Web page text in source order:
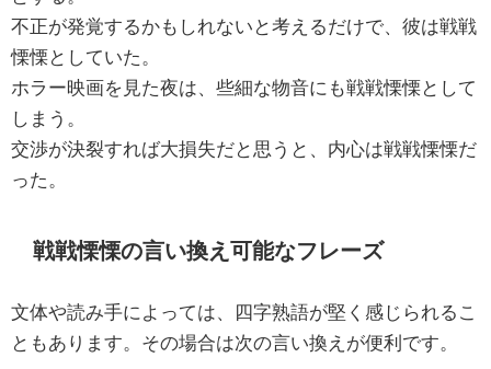
不正が発覚するかもしれないと考えるだけで、彼は戦戦
慄慄としていた。
ホラー映画を見た夜は、些細な物音にも戦戦慄慄として
しまう。
交渉が決裂すれば大損失だと思うと、内心は戦戦慄慄だ
った。
戦戦慄慄の言い換え可能なフレーズ
文体や読み手によっては、四字熟語が堅く感じられるこ
ともあります。その場合は次の言い換えが便利です。